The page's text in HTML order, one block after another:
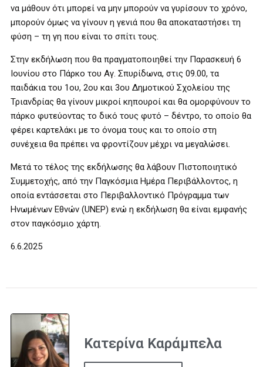
να μάθουν ότι μπορεί να μην μπορούν να γυρίσουν το χρόνο,
μπορούν όμως να γίνουν η γενιά που θα αποκαταστήσει τη
φύση – τη γη που είναι το σπίτι τους.
Στην εκδήλωση που θα πραγματοποιηθεί την Παρασκευή 6
Ιουνίου στο Πάρκο του Αγ. Σπυρίδωνα, στις 09.00, τα
παιδάκια του 1ου, 2ου και 3ου Δημοτικού Σχολείου της
Τριανδρίας θα γίνουν μικροί κηπουροί και θα ομορφύνουν το
πάρκο φυτεύοντας το δικό τους φυτό – δέντρο, το οποίο θα
φέρει καρτελάκι με το όνομα τους και το οποίο στη
συνέχεια θα πρέπει να φροντίζουν μέχρι να μεγαλώσει.
Μετά το τέλος της εκδήλωσης θα λάβουν Πιστοποιητικό
Συμμετοχής, από την Παγκόσμια Ημέρα Περιβάλλοντος, η
οποία εντάσσεται στο Περιβαλλοντικό Πρόγραμμα των
Ηνωμένων Εθνών (UNEP) ενώ η εκδήλωση θα είναι εμφανής
στον παγκόσμιο χάρτη.
6.6.2025
Κατερίνα Καράμπελα